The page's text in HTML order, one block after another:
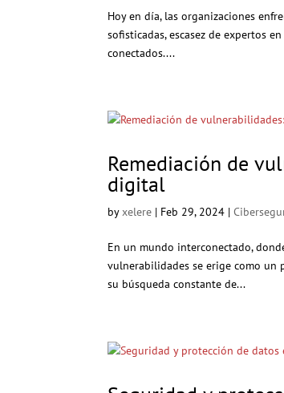
Hoy en día, las organizaciones
sofisticadas, escasez de expertos
conectados....
Remediación de
digital
byxelere | Feb 29, 2024 |
En un mundo interconectado,
vulnerabilidades se erige como un
su búsqueda constante de...